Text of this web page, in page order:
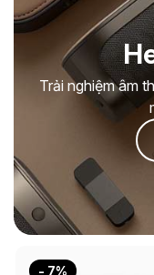
Trải nghiệm âm
- 7%